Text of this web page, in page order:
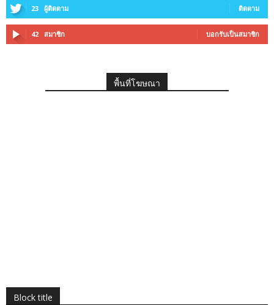
23 ผู้ติดตาม ติดตาม
42 สมาชิก บอกรับเป็นสมาชิก
พื้นที่โฆษณา
Block title